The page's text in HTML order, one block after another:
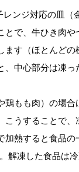
ンジ対応の皿（
で、牛ひき肉
す（ほとんど
、中心部分は凍
鶏もも肉）の場
うすることで、
加熱すると食品
解凍した食品は